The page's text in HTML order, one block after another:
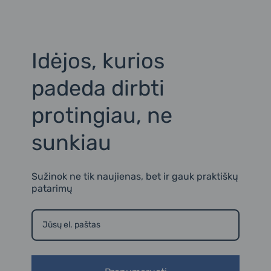
Idėjos, kurios
padeda dirbti
protingiau, ne
sunkiau
Sužinok ne tik naujienas, bet ir gauk praktiškų
patarimų